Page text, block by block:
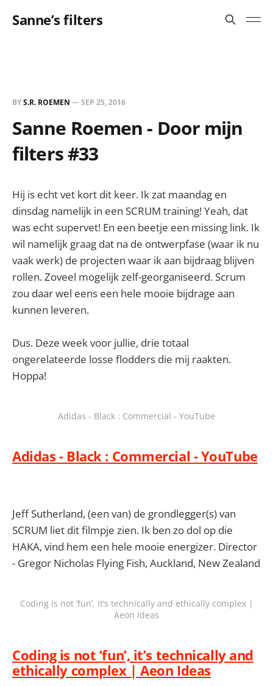
Sanne’s filters
BYS.R. ROEMEN —SEP 25, 2016
Sanne Roemen - Door mijn
filters #33
Hij is echt vet kort dit keer. Ik zat maandag en
dinsdag namelijk in een SCRUM training! Yeah, dat
was echt supervet! En een beetje een missing link. Ik
wil namelijk graag dat na de ontwerpfase (waar ik nu
vaak werk) de projecten waar ik aan bijdraag blijven
rollen. Zoveel mogelijk zelf-georganiseerd. Scrum
zou daar wel eens een hele mooie bijdrage aan
kunnen leveren.
Dus. Deze week voor jullie, drie totaal
ongerelateerde losse flodders die mij raakten.
Hoppa!
Adidas - Black : Commercial - YouTube
Adidas - Black : Commercial - YouTube
Jeff Sutherland, (een van) de grondlegger(s) van
SCRUM liet dit filmpje zien. Ik ben zo dol op die
HAKA, vind hem een hele mooie energizer. Director
- Gregor Nicholas Flying Fish, Auckland, New Zealand
Coding is not ‘fun’, it’s technically and ethically complex |
Aeon Ideas
Coding is not ‘fun’, it’s technically and
ethically complex | Aeon Ideas